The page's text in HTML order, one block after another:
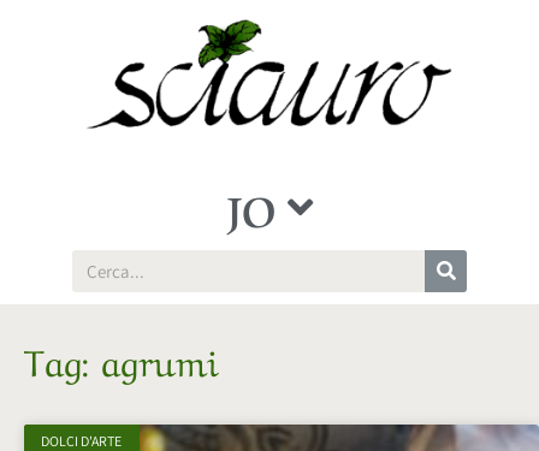
JO
Tag: agrumi
DOLCI D'ARTE